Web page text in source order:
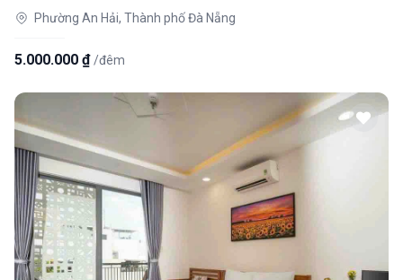
Phường An Hải, Thành phố Đà Nẵng
5.000.000 ₫ /đêm